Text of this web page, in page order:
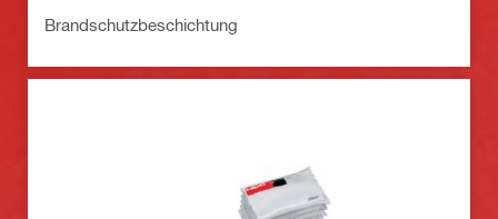
Brandschutzbeschichtung